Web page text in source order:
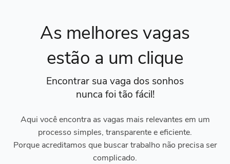
As melhores vagas
estão a um clique
Encontrar sua vaga dos sonhos
nunca foi tão fácil!
Aqui você encontra as vagas mais relevantes em um
processo simples, transparente e eficiente.
Porque acreditamos que buscar trabalho não precisa ser
complicado.